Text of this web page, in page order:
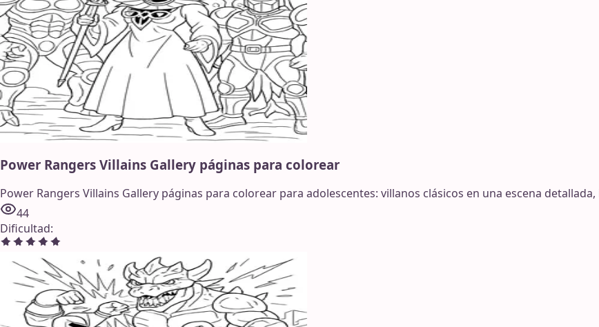
Power Rangers Villains Gallery páginas para colorear
Power Rangers Villains Gallery páginas para colorear para adolescentes: villanos clásicos en una escena
44
Dificultad: